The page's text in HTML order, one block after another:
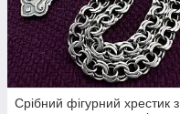
Срібний фігурний хрестик з